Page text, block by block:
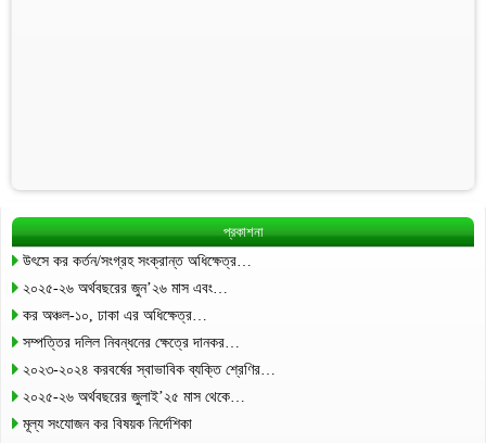
প্রকাশনা
উৎসে কর কর্তন/সংগ্রহ সংক্রান্ত অধিক্ষেত্র…
২০২৫-২৬ অর্থবছরের জুন’২৬ মাস এবং…
কর অঞ্চল-১০, ঢাকা এর অধিক্ষেত্র…
সম্পত্তির দলিল নিবন্ধনের ক্ষেত্রে দানকর…
২০২৩-২০২৪ করবর্ষের স্বাভাবিক ব্যক্তি শ্রেণির…
২০২৫-২৬ অর্থবছরের জুলাই’২৫ মাস থেকে…
মূল্য সংযোজন কর বিষয়ক নির্দেশিকা